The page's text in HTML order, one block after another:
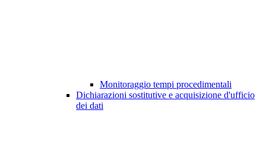
Monitoraggio tempi procedimentali
Dichiarazioni sostitutive e acquisizione d'ufficio
dei dati